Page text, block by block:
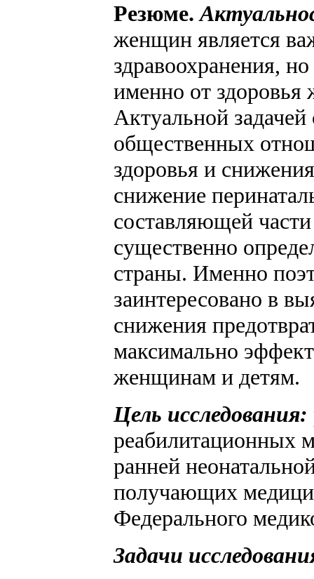
Резюме.
женщин является
здравоохранения,
именно от
Актуальной
общественных
здоровья и
снижение
составляющей
существенно
страны. Именно
заинтересовано в
снижения
максимально
женщинам и детям.
Цель исследования:
реабилитационных
ранней
получающих
Федерального
Задачи